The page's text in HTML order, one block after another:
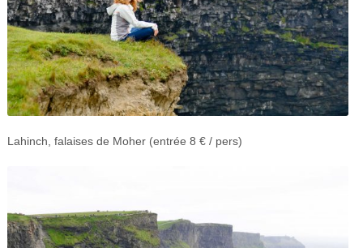
Lahinch, falaises de Moher (entrée 8 € / pers)